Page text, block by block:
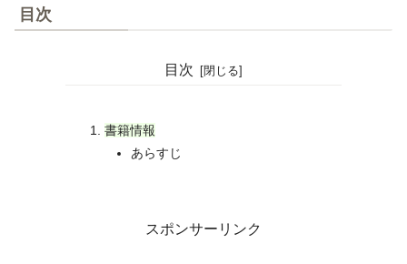
目次
目次
書籍情報
あらすじ
スポンサーリンク